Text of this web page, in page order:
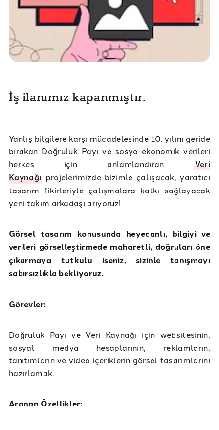
İş ilanımız kapanmıştır.
Yanlış bilgilere karşı mücadelesinde 10. yılını geride
bırakan Doğruluk Payı ve sosyo-ekonomik verileri
herkes için anlamlandıran Veri
Kaynağı projelerimizde bizimle çalışacak, yaratıcı
tasarım fikirleriyle çalışmalara katkı sağlayacak
yeni takım arkadaşı arıyoruz!
Görsel tasarım konusunda heyecanlı, bilgiyi ve
verileri görselleştirmede maharetli, doğruları öne
çıkarmaya tutkulu iseniz, sizinle tanışmayı
sabırsızlıkla bekliyoruz.
Görevler:
Doğruluk Payı ve Veri Kaynağı için websitesinin,
sosyal medya hesaplarının, reklamların,
tanıtımların ve video içeriklerin görsel tasarımlarını
hazırlamak.
Aranan Özellikler: